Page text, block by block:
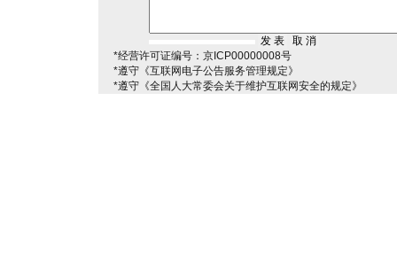
*经营许可证编号：京ICP00000008号
*遵守《互联网电子公告服务管理规定》
*遵守《全国人大常委会关于维护互联网安全的规定》